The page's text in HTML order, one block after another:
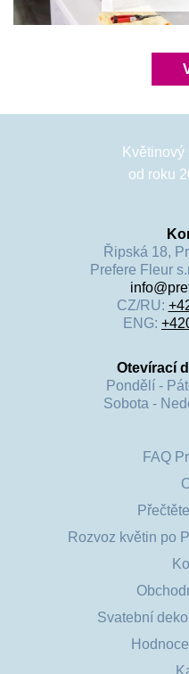
cashback,
našem webu využít formou
vášně. Záleží jen na vás, co
Květinový
od roku
Řipská 18,
Prefere Fleur
CZ/RU:
ENG:
Otevírací
Pondělí -
Sobota -
FAQ
Rozvoz květin po
Svatební